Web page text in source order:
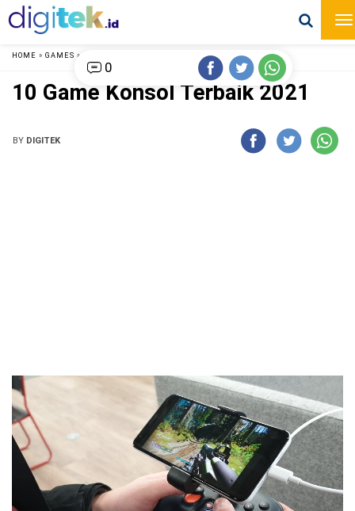
HOME » GAMES »
10 Game Konsol Terbaik 2021
BY DIGITEK
0